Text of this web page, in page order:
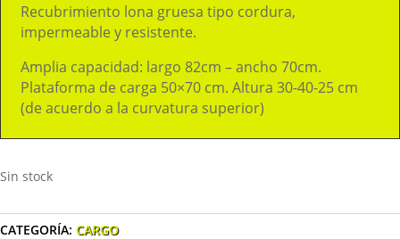
Recubrimiento lona gruesa tipo cordura,
impermeable y resistente.
Amplia capacidad: largo 82cm – ancho 70cm.
Plataforma de carga 50×70 cm. Altura 30-40-25 cm
(de acuerdo a la curvatura superior)
Sin stock
CATEGORÍA: CARGO